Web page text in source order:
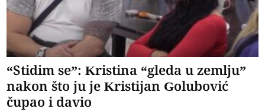
“Stidim se”: Kristina “gleda u zemlju”
nakon što ju je Kristijan Golubović
čupao i davio